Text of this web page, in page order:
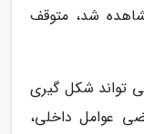
شد، متوقف
تواند شکل گیری
عوامل داخلی،